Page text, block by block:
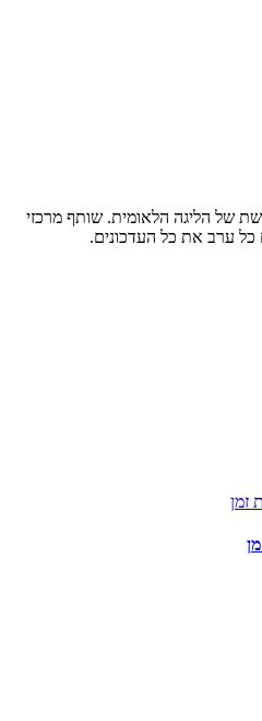
של הליגה הלאומית. שותף מרכזי
ערב את כל העדכונים.